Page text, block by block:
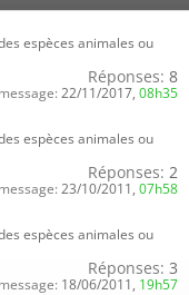
espèces animales ou
Réponses: 8
22/11/2017, 08h35
espèces animales ou
Réponses: 2
23/10/2011, 07h58
espèces animales ou
Réponses: 3
18/06/2011, 19h57